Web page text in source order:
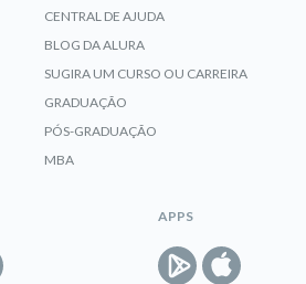
CENTRAL DE AJUDA
BLOG DA ALURA
SUGIRA UM CURSO OU CARREIRA
GRADUAÇÃO
PÓS-GRADUAÇÃO
MBA
APPS